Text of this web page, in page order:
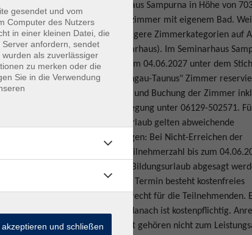
Seminarhaus Sampurna in Höhe von
ein Einzelzimmer mit eigenem Bad.
und günstigere Zimmerkategorien auf
im Seminarhaus). Im Seminarhaus
sind bis zum 04.06.2027 unter dem
"vhs Rheingau-Taunus" Zimmer
Auskünfte und Buchung der Zimmer
Vollverpflegung unter 06129-502571.
Bildungsurlaub gelten abweichende
Bedingungen: Bei Nicht-Erreichen der
Mindestteilnehmerzahl bis zum
muss der Bildungsurlaub abgesagt
zu diesem Termin besteht kostenfreies
Rücktrittsrecht für die Teilnehmenden.
Rücktritt danach ist kostenpflichtig.
Unterkunft gehören nicht zum
gesendet und vom
Computer des Nutzers
in einer kleinen Datei, die
anfordern, sendet
als zuverlässiger
zu merken oder die
Sie in die Verwendung
und schließen